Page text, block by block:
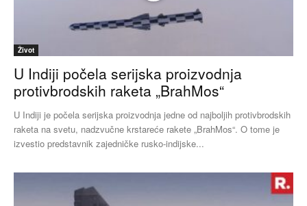
Život
U Indiji počela serijska proizvodnja
protivbrodskih raketa „BrahMos“
U Indiji je počela serijska proizvodnja jedne od najboljih protivbrodskih
raketa na svetu, nadzvučne krstareće rakete „BrahMos“. O tome je
izvestio predstavnik zajedničke rusko-indijske...